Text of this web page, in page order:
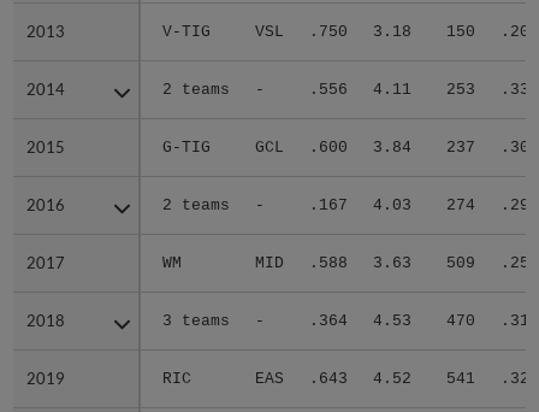
2013 V-TIG VSL .750 3.18 150 .204
2014 2 teams - .556 4.11 253 .335
2015 G-TIG GCL .600 3.84 237 .304
2016 2 teams - .167 4.03 274 .297
2017 WM MID .588 3.63 509 .257
2018 3 teams - .364 4.53 470 .317
2019 RIC EAS .643 4.52 541 .323
2013
2014
2015
2016
2017
2018
2019